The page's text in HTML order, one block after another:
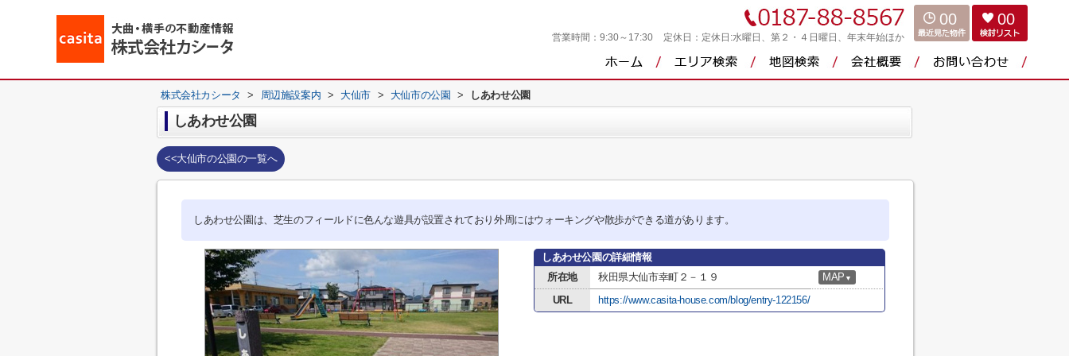
営業時間： 9:30～17:30 定休日： 定休日:水曜日、第２・４日曜日、年末年始ほか
00 00
株式会社カシータ > 周辺施設案内 > 大仙市 > 大仙市の公園 > しあわせ公園
しあわせ公園
<<大仙市の公園の一覧へ
しあわせ公園は、芝生のフィールドに色んな遊具が設置されており外周にはウォーキングや散歩ができる道があります。
しあわせ公園の詳細情報
所在地
秋田県大仙市幸町２－１９ MAP ▼
URL https://www.casita-house.com/blog/entry-122156/